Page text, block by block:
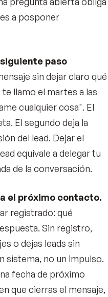
a posponer
paso
sin dejar claro qué
llamo el martes a las
cualquier cosa". El
El segundo deja la
del lead. Dejar el
equivale a delegar tu
de la conversación.
el próximo contacto.
registrado: qué
Sin registro,
o dejas leads sin
sistema, no un impulso.
fecha de próximo
que cierras el mensaje,